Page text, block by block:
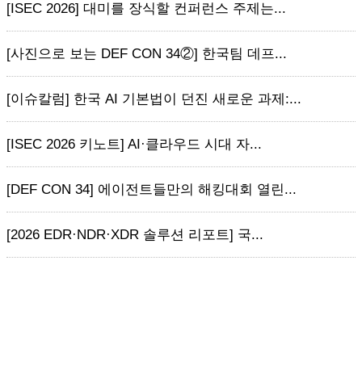
[ISEC 2026] 대미를 장식할 컨퍼런스 주제는...
[사진으로 보는 DEF CON 34②] 한국팀 데프...
[이슈칼럼] 한국 AI 기본법이 던진 새로운 과제:...
[ISEC 2026 키노트] AI·클라우드 시대 자...
[DEF CON 34] 에이전트들만의 해킹대회 열린...
[2026 EDR·NDR·XDR 솔루션 리포트] 국...